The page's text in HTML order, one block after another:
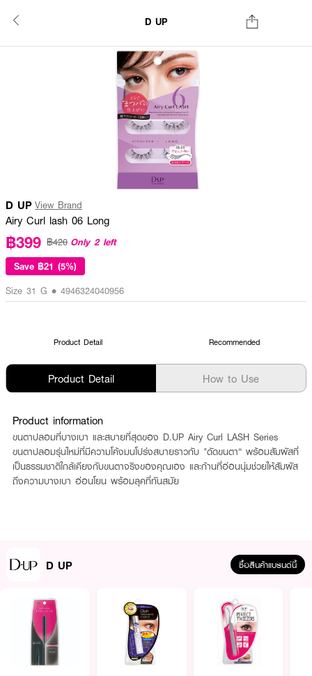
D UP
D UP View Brand
Airy Curl lash 06 Long
฿399 ฿420 Only 2 left
Save ฿21 (5%)
Size 31 G • 4946324040956
Product Detail Recommended
Product Detail How to Use
Product information
ขนตาปลอมที่บางเบา และสบายที่สุดของ D.UP Airy Curl LASH Series
ขนตาปลอมรุ่นใหม่ที่มีความโค้งมนโปร่งสบายราวกับ "ดัดขนตา“ พร้อมสัมผัสที่
เป็นธรรมชาติใกล้เคียงกับขนตาจริงของคุณเอง และก้านที่อ่อนนุ่มช่วยให้สัมผัส
ถึงความบางเบา อ่อนโยน พร้อมลุคที่ทันสมัย
D UP ซื้อสินค้าแบรนด์นี้